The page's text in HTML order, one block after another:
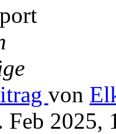
von
Feb 2025,